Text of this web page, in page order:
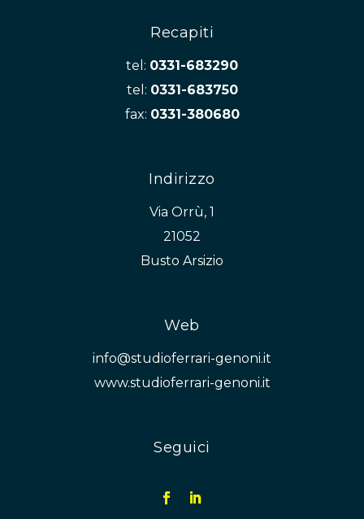
Recapiti
tel: 0331-683290
tel: 0331-683750
fax: 0331-380680
Indirizzo
Via Orrù, 1
21052
Busto Arsizio
Web
info@studioferrari-genoni.it
www.studioferrari-genoni.it
Seguici